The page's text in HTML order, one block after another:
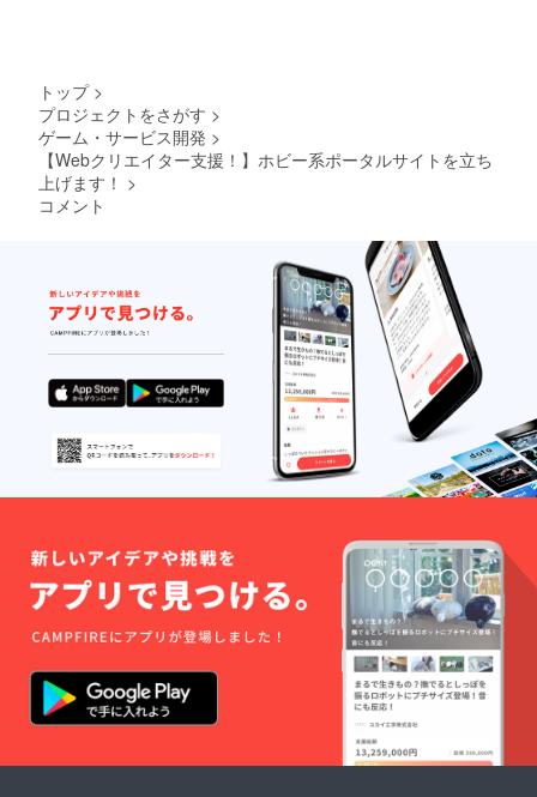
できま
す。 ※
画像、
掲載す
るテキ
ストを
ご用意
くださ
い。 ※
掲載内
容はオ
リジナ
ルス
トー
リーに
限りま
サイト
や他の
媒体の
引用、
盗作等
発覚し
た場合
はペー
ジ掲載
止めを
行う可
能性が
幅は広
では更
に長い
期間の
連載が
可能で
す！ 過
去にコ
ンテス
ト応募
した作
品でも
OK！素
晴らし
い作品
多くの
人に
知って
もらう
ため
に、苦
労した
点やア
ピール
トなど
も掲載
できま
トップ >
プロジェクトをさがす >
ゲーム・サービス開発 >
【Webクリエイター支援！】ホビー系ポータルサイトを立ち
上げます！ >
コメント